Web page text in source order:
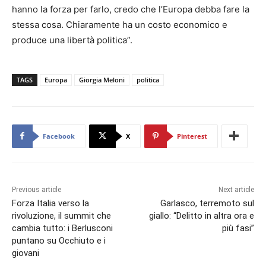
hanno la forza per farlo, credo che l’Europa debba fare la
stessa cosa. Chiaramente ha un costo economico e
produce una libertà politica”.
TAGS Europa Giorgia Meloni politica
Facebook X Pinterest
Previous article
Forza Italia verso la
rivoluzione, il summit che
cambia tutto: i Berlusconi
puntano su Occhiuto e i
giovani
Next article
Garlasco, terremoto sul
giallo: “Delitto in altra ora e
più fasi”